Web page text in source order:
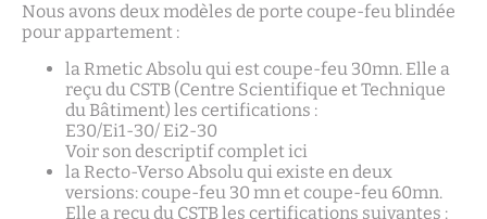
Nous avons deux modèles de porte coupe-feu blindée
pour appartement :
la Rmetic Absolu qui est coupe-feu 30mn. Elle a
reçu du CSTB (Centre Scientifique et Technique
du Bâtiment) les certifications :
E30/Ei1-30/ Ei2-30
Voir son descriptif complet ici
la Recto-Verso Absolu qui existe en deux
versions: coupe-feu 30 mn et coupe-feu 60mn.
Elle a reçu du CSTB les certifications suivantes :